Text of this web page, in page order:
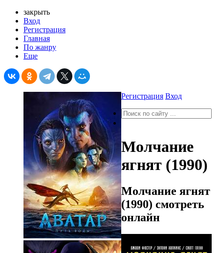
закрыть
Вход
Регистрация
Главная
По жанру
Еще
Регистрация Вход
Молчание
ягнят (1990)
Молчание ягнят
(1990) смотреть
онлайн